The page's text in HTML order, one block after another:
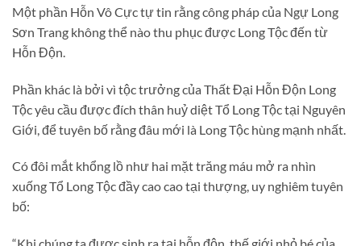
Một phần Hỗn Vô Cực tự tin rằng công pháp của Ngự Long
Sơn Trang không thể nào thu phục được Long Tộc đến từ
Hỗn Độn.
Phần khác là bởi vì tộc trưởng của Thất Đại Hỗn Độn Long
Tộc yêu cầu được đích thân huỷ diệt Tổ Long Tộc tại Nguyên
Giới, để tuyên bố rằng đâu mới là Long Tộc hùng mạnh nhất.
Có đôi mắt khổng lồ như hai mặt trăng máu mở ra nhìn
xuống Tổ Long Tộc đầy cao cao tại thượng, uy nghiêm tuyên
bố: